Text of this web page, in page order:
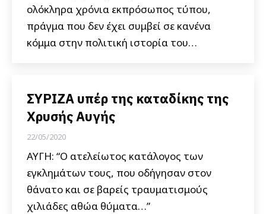
ολόκληρα χρόνια εκπρόσωπος τύπου,
πράγμα που δεν έχει συμβεί σε κανένα
κόμμα στην πολιτική ιστορία του…
ΣΥΡΙΖΑ υπέρ της καταδίκης της
Χρυσής Αυγής
22/05/2020
ΑΥΓΗ: “Ο ατελείωτος κατάλογος των
εγκλημάτων τους, που οδήγησαν στον
θάνατο και σε βαρείς τραυματισμούς
χιλιάδες αθώα θύματα…”